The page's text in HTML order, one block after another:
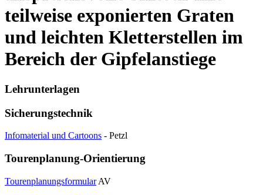
teilweise exponierten Graten
und leichten Kletterstellen im
Bereich der Gipfelanstiege
Lehrunterlagen
Sicherungstechnik
Infomaterial und Cartoons - Petzl
Tourenplanung-Orientierung
TourenplanungsformularAV